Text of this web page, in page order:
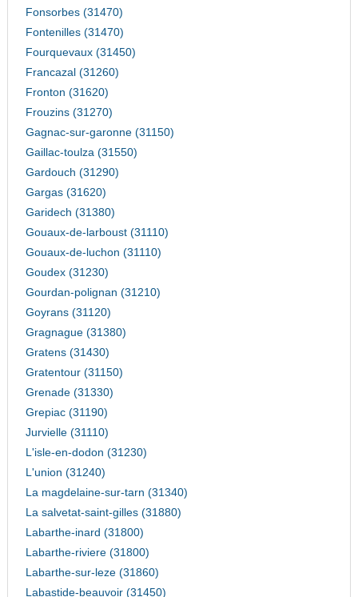
Fonsorbes (31470)
Fontenilles (31470)
Fourquevaux (31450)
Francazal (31260)
Fronton (31620)
Frouzins (31270)
Gagnac-sur-garonne (31150)
Gaillac-toulza (31550)
Gardouch (31290)
Gargas (31620)
Garidech (31380)
Gouaux-de-larboust (31110)
Gouaux-de-luchon (31110)
Goudex (31230)
Gourdan-polignan (31210)
Goyrans (31120)
Gragnague (31380)
Gratens (31430)
Gratentour (31150)
Grenade (31330)
Grepiac (31190)
Jurvielle (31110)
L'isle-en-dodon (31230)
L'union (31240)
La magdelaine-sur-tarn (31340)
La salvetat-saint-gilles (31880)
Labarthe-inard (31800)
Labarthe-riviere (31800)
Labarthe-sur-leze (31860)
Labastide-beauvoir (31450)